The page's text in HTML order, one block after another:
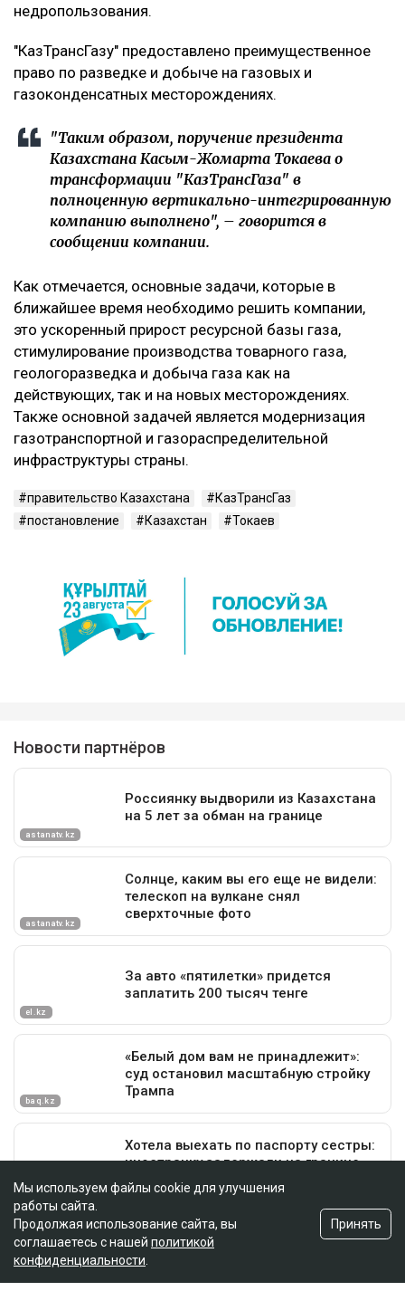
недропользования.
"КазТрансГазу" предоставлено преимущественное
право по разведке и добыче на газовых и
газоконденсатных месторождениях.
"Таким образом, поручение президента
Казахстана Касым-Жомарта Токаева о
трансформации "КазТрансГаза" в
полноценную вертикально-интегрированную
компанию выполнено", – говорится в
сообщении компании.
Как отмечается, основные задачи, которые в
ближайшее время необходимо решить компании,
это ускоренный прирост ресурсной базы газа,
стимулирование производства товарного газа,
геологоразведка и добыча газа как на
действующих, так и на новых месторождениях.
Также основной задачей является модернизация
газотранспортной и газораспределительной
инфраструктуры страны.
правительство Казахстана
КазТрансГаз
постановление
Казахстан Токаев
Мы используем файлы cookie для улучшения
работы сайта.
Продолжая использование сайта, вы
соглашаетесь с нашей политикой
конфиденциальности
Принять